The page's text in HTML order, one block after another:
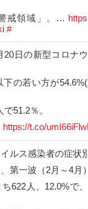
戒領域」。…
#
20日の新型コロナ
の若い方が
51.2％。
https://t.co/
ルス感染者の症状
第一波（2月～4月
622人、12.0%で